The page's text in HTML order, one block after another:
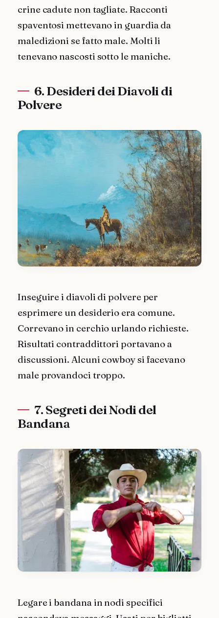
crine cadute non tagliate. Racconti
spaventosi mettevano in guardia da
maledizioni se fatto male. Molti li
tenevano nascosti sotto le maniche.
6. Desideri dei Diavoli di
Polvere
Inseguire i diavoli di polvere per
esprimere un desiderio era comune.
Correvano in cerchio urlando richieste.
Risultati contraddittori portavano a
discussioni. Alcuni cowboy si facevano
male provandoci troppo.
7. Segreti dei Nodi del
Bandana
Legare i bandana in nodi specifici